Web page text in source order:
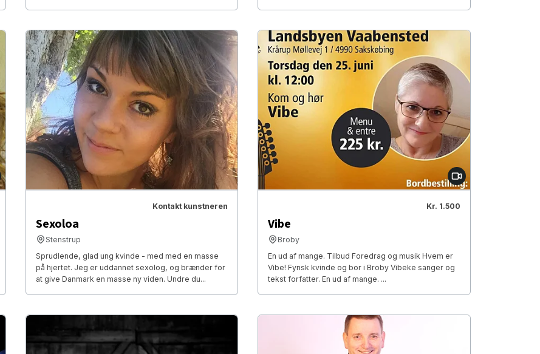
Kontakt kunstneren
Sexoloa
Stenstrup
Sprudlende, glad ung kvinde - med med en masse
på hjertet. Jeg er uddannet sexolog, og brænder for
at give Danmark en masse ny viden. Undre du...
Kr. 1.500
Vibe
Broby
En ud af mange. Tilbud Foredrag og musik Hvem er
Vibe! Fynsk kvinde og bor i Broby Vibeke sanger og
tekst forfatter. En ud af mange. ...